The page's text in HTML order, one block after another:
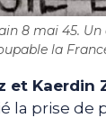
8 mai 45.
la
et Kaerdin
la prise